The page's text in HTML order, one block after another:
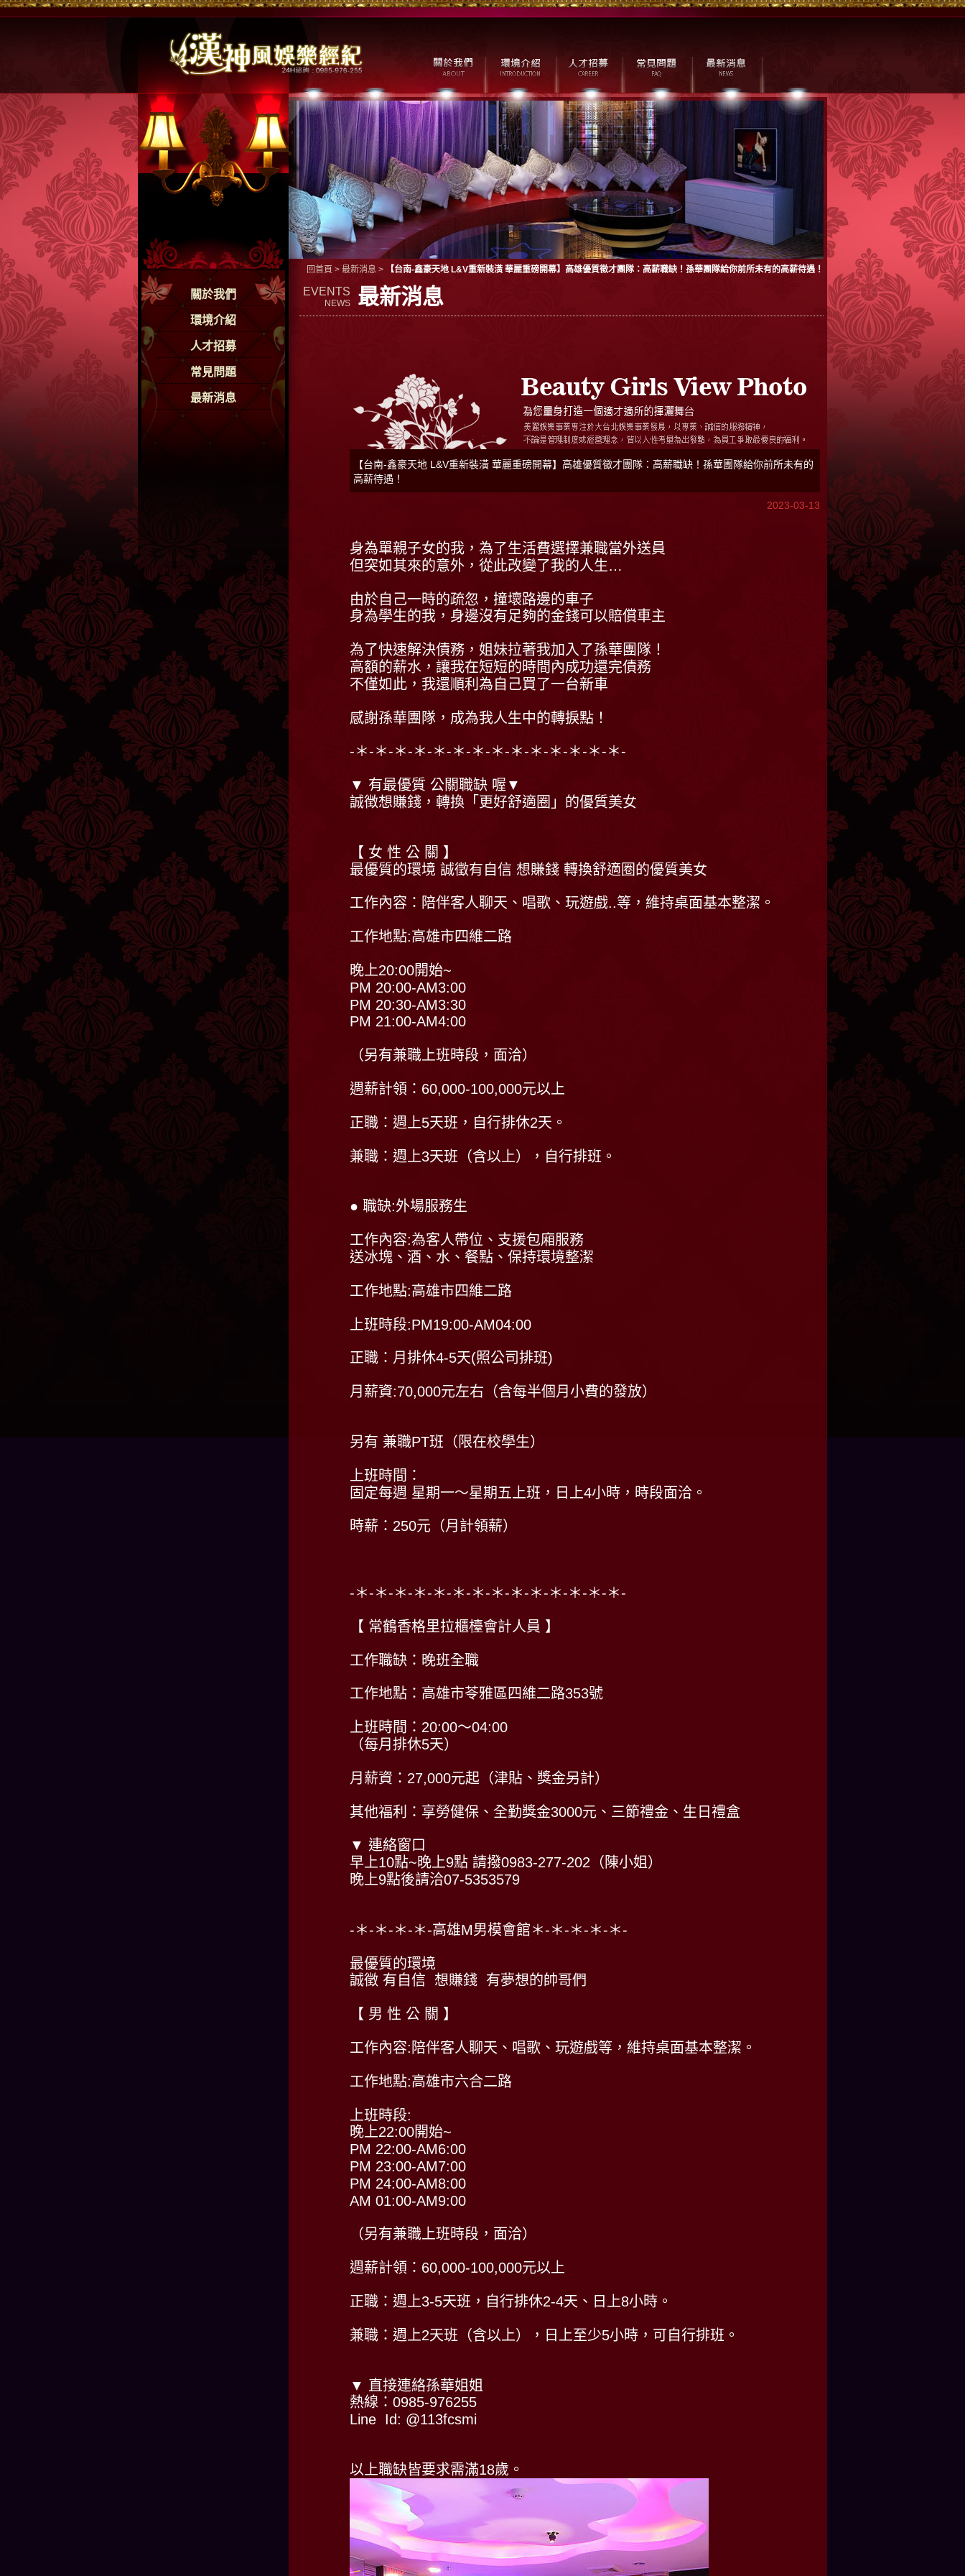
關於我們
環境介紹
人才招募
常見問題
最新消息
回首頁 > 最新消息 > 【台南-鑫豪天地 L&V重新裝潢 華麗重磅開幕】高雄優質徵才團隊：高薪職缺！孫華團隊給你前所未有的高薪待遇！
EVENTS
NEWS 最新消息
【台南-鑫豪天地 L&V重新裝潢 華麗重磅開幕】高雄優質徵才團隊：高薪職缺！孫華團隊給你前所未有的
高薪待遇！
2023-03-13
身為單親子女的我，為了生活費選擇兼職當外送員
但突如其來的意外，從此改變了我的人生…
由於自己一時的疏忽，撞壞路邊的車子
身為學生的我，身邊沒有足夠的金錢可以賠償車主
為了快速解決債務，姐妹拉著我加入了孫華團隊！
高額的薪水，讓我在短短的時間內成功還完債務
不僅如此，我還順利為自己買了一台新車
感謝孫華團隊，成為我人生中的轉捩點！
-＊-＊-＊-＊-＊-＊-＊-＊-＊-＊-＊-＊-＊-＊-
▼ 有最優質 公關職缺 喔▼
誠徴想賺錢，轉換「更好舒適圈」的優質美女
【 女 性 公 關 】
最優質的環境 誠徵有自信 想賺錢 轉換舒適圈的優質美女
工作內容：陪伴客人聊天、唱歌、玩遊戲..等，維持桌面基本整潔。
工作地點:高雄市四維二路
晚上20:00開始~
PM 20:00-AM3:00
PM 20:30-AM3:30
PM 21:00-AM4:00
（另有兼職上班時段，面洽）
週薪計領：60,000-100,000元以上
正職：週上5天班，自行排休2天。
兼職：週上3天班（含以上），自行排班。
● 職缺:外場服務生
工作內容:為客人帶位、支援包廂服務
送冰塊、酒、水、餐點、保持環境整潔
工作地點:高雄市四維二路
上班時段:PM19:00-AM04:00
正職：月排休4-5天(照公司排班)
月薪資:70,000元左右（含每半個月小費的發放）
另有 兼職PT班（限在校學生）
上班時間：
固定每週 星期一～星期五上班，日上4小時，時段面洽。
時薪：250元（月計領薪）
-＊-＊-＊-＊-＊-＊-＊-＊-＊-＊-＊-＊-＊-＊-
【 常鶴香格里拉櫃檯會計人員 】
工作職缺：晚班全職
工作地點：高雄市苓雅區四維二路353號
上班時間：20:00～04:00
（每月排休5天）
月薪資：27,000元起（津貼、獎金另計）
其他福利：享勞健保、全勤獎金3000元、三節禮金、生日禮盒
▼ 連絡窗口
早上10點~晚上9點 請撥0983-277-202（陳小姐）
晚上9點後請洽07-5353579
-＊-＊-＊-＊-高雄M男模會館＊-＊-＊-＊-＊-
最優質的環境
誠徵 有自信 想賺錢 有夢想的帥哥們
【 男 性 公 關 】
工作內容:陪伴客人聊天、唱歌、玩遊戲等，維持桌面基本整潔。
工作地點:高雄市六合二路
上班時段:
晚上22:00開始~
PM 22:00-AM6:00
PM 23:00-AM7:00
PM 24:00-AM8:00
AM 01:00-AM9:00
（另有兼職上班時段，面洽）
週薪計領：60,000-100,000元以上
正職：週上3-5天班，自行排休2-4天、日上8小時。
兼職：週上2天班（含以上），日上至少5小時，可自行排班。
▼ 直接連絡孫華姐姐
熱線：0985-976255
Line Id: @113fcsmi
以上職缺皆要求需滿18歲。